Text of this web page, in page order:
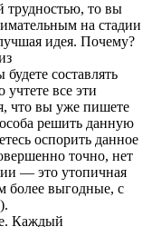
трудностью, то вы
на стадии
идея. Почему?
составлять
все эти
что вы уже пишете
решить данную
оспорить данное
точно, нет
— это утопичная
более выгодные, с
Каждый